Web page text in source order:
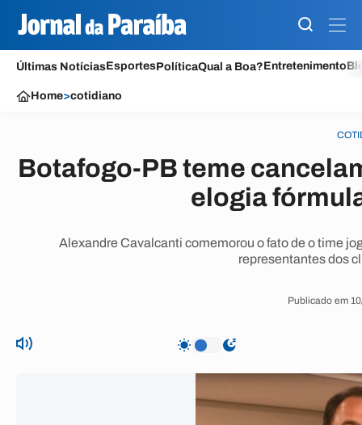
Últimas NotíciasEsportesPolíticaQual a Boa?Entretenimento
Home>cotidiano
Botafogo-PB teme
elogia
Alexandre Cavalcanti comemorou o fato de o time
representantes dos
Publicado em